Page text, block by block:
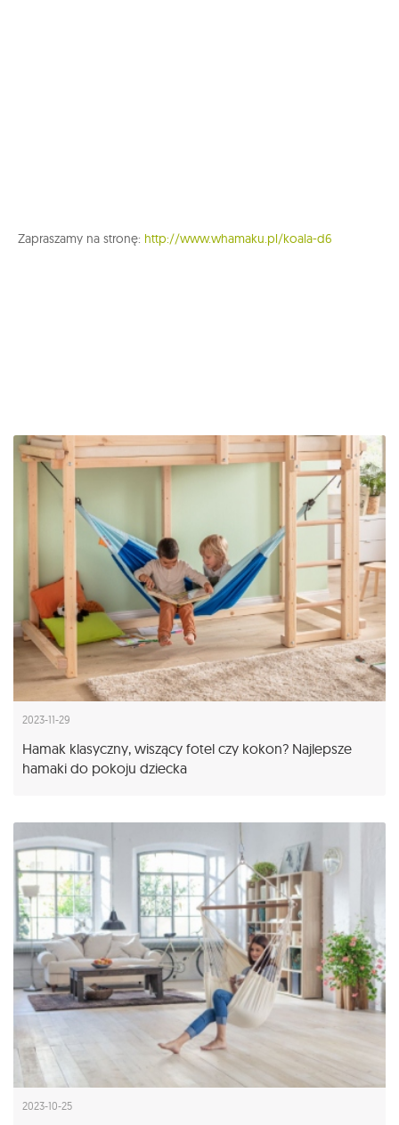
Zapraszamy na stronę: http://www.whamaku.pl/koala-d6
2023-11-29
Hamak klasyczny, wiszący fotel czy kokon? Najlepsze
hamaki do pokoju dziecka
2023-10-25